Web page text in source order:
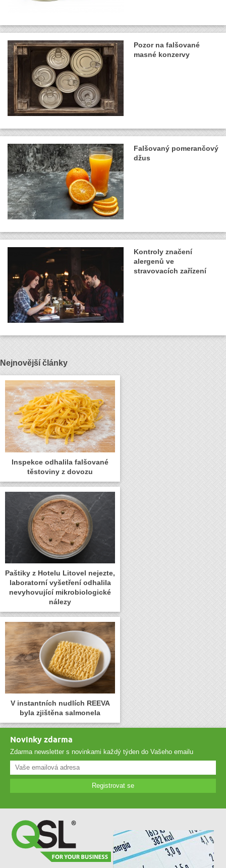
Pozor na falšované
masné konzervy
Falšovaný pomerančový
džus
Kontroly značení
alergenů ve
stravovacích zařízení
Nejnovější články
Inspekce odhalila falšované
těstoviny z dovozu
Paštiky z Hotelu Litovel nejezte,
laboratorní vyšetření odhalila
nevyhovující mikrobiologické
nálezy
V instantních nudlích REEVA
byla zjištěna salmonela
Novinky zdarma
Zdarma newsletter s novinkami každý týden do Vašeho emailu
Registrovat se